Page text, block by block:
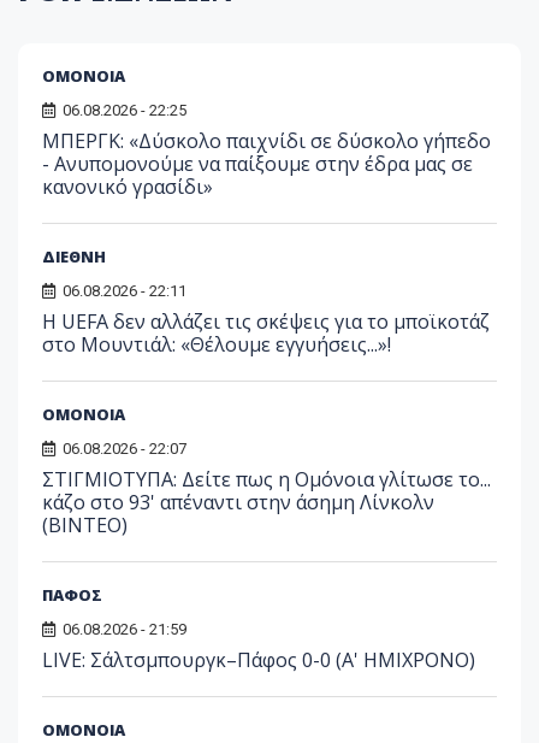
ΟΜΟΝΟΙΑ
06.08.2026 - 22:25
ΜΠΕΡΓΚ: «Δύσκολο παιχνίδι σε δύσκολο γήπεδο
- Ανυπομονούμε να παίξουμε στην έδρα μας σε
κανονικό γρασίδι»
ΔΙΕΘΝΗ
06.08.2026 - 22:11
Η UEFA δεν αλλάζει τις σκέψεις για το μποϊκοτάζ
στο Μουντιάλ: «Θέλουμε εγγυήσεις...»!
ΟΜΟΝΟΙΑ
06.08.2026 - 22:07
ΣΤΙΓΜΙΟΤΥΠΑ: Δείτε πως η Ομόνοια γλίτωσε το...
κάζο στο 93' απέναντι στην άσημη Λίνκολν
(ΒΙΝΤΕΟ)
ΠΑΦΟΣ
06.08.2026 - 21:59
LIVE: Σάλτσμπουργκ–Πάφος 0-0 (Α' ΗΜΙΧΡΟΝΟ)
ΟΜΟΝΟΙΑ